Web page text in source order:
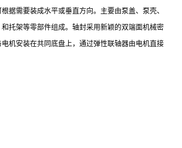
据需要装成水平或垂直方向。主要由泵盖、泵壳、
托架等零部件组成。轴封采用新颖的双端面机械密
机安装在共同底盘上，通过弹性联轴器由电机直接